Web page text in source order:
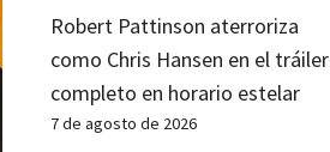
Robert Pattinson aterroriza
como Chris Hansen en el tráiler
completo en horario estelar
7 de agosto de 2026